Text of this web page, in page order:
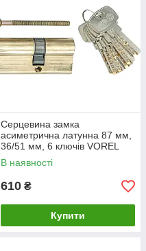
Серцевина замка
асиметрична латунна 87 мм,
36/51 мм, 6 ключів VOREL
77193
В наявності
610 ₴
Купити